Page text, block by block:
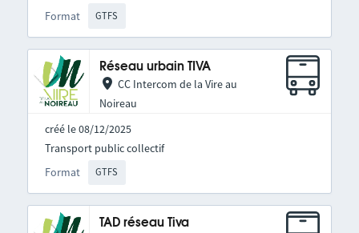
Format GTFS
Réseau urbain TIVA
CC Intercom de la Vire au
Noireau
créé le 08/12/2025
Format GTFS
Transport public collectif
TAD réseau Tiva